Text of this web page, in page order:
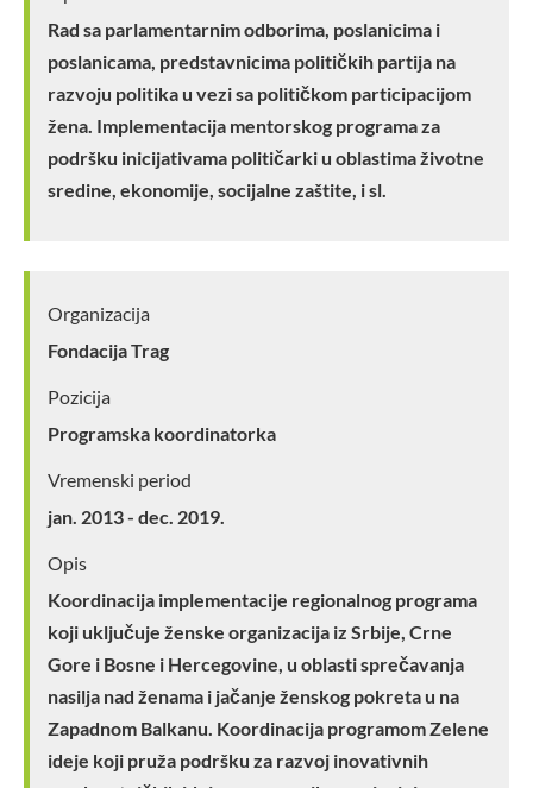
Rad sa parlamentarnim odborima, poslanicima i
poslanicama, predstavnicima političkih partija na
razvoju politika u vezi sa političkom participacijom
žena. Implementacija mentorskog programa za
podršku inicijativama političarki u oblastima životne
sredine, ekonomije, socijalne zaštite, i sl.
Organizacija
Fondacija Trag
Pozicija
Programska koordinatorka
Vremenski period
jan. 2013 - dec. 2019.
Opis
Koordinacija implementacije regionalnog programa
koji uključuje ženske organizacija iz Srbije, Crne
Gore i Bosne i Hercegovine, u oblasti sprečavanja
nasilja nad ženama i jačanje ženskog pokreta u na
Zapadnom Balkanu. Koordinacija programom Zelene
ideje koji pruža podršku za razvoj inovativnih